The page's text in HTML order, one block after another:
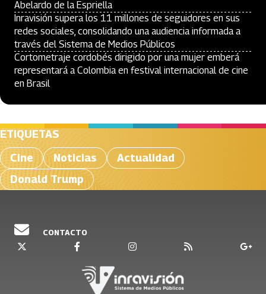
Abelardo de la Espriella
Inravisión supera los 11 millones de seguidores en sus
redes sociales, consolidando una audiencia informada a
través del Sistema de Medios Públicos
Cortometraje cordobés dirigido por una mujer emberá
representará a Colombia en festival internacional de cine
en Brasil
ETIQUETAS
Cine
Noticias
Actualidad
Donald Trump
CONTACTO